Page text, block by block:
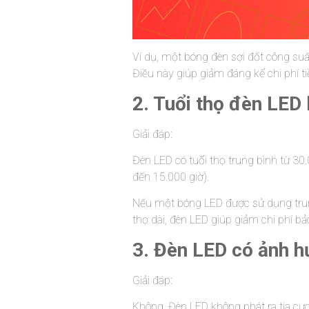
Ví dụ, một bóng đèn sợi đốt công
Điều này giúp giảm đáng kể chi phí
2. Tuổi thọ đèn
Giải đáp:
Đèn LED có tuổi thọ trung bình từ
đến 15.000 giờ).
Nếu một bóng LED được sử dụng
thọ dài, đèn LED giúp giảm chi phí
3. Đèn LED có ảnh
Giải đáp: